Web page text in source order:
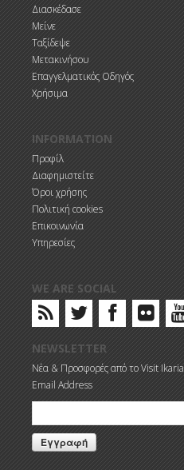
Διασκέδασε
Μείνε
Ταξίδεψε
Μετακινήσου
Επαγγελματικός Οδηγός
Χρήσιμα
INFORMATION
Προφίλ
Διαφημιστείτε
Όροι χρήσης
Πολιτική cookies
Επικοινωνία
Υπηρεσίες
WE ARE SOCIAL
NEWSLETTER
Νέα & Προσφορές από το Visit Ikaria
Email Address